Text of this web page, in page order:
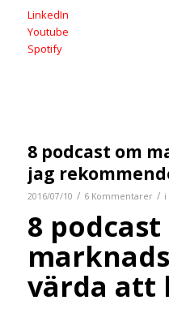
LinkedIn
Youtube
Spotify
8 podcast om
jag
2016/07/10 / 6 Kommentarer / i
8 podcast
värda att